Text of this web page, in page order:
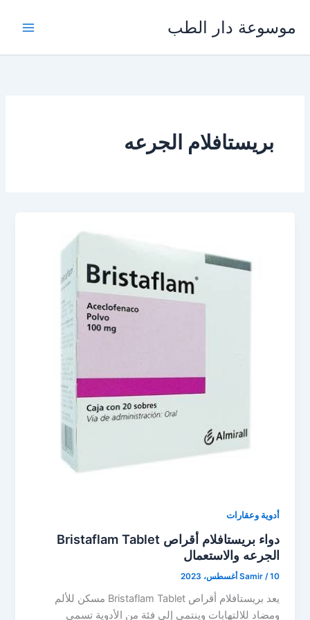
المحتوى
موسوعة دار الطب
بريستافلام الجرعه
أدوية وعقارات
دواء بريستافلام أقراص Bristaflam Tablet
الجرعه والاستعمال
Samir /10 أغسطس، 2023
يعد بريستافلام أقراص Bristaflam Tablet مسكن للألم
ومضاد للالتهابات وينتمي إلى فئة من الأدوية تسمى